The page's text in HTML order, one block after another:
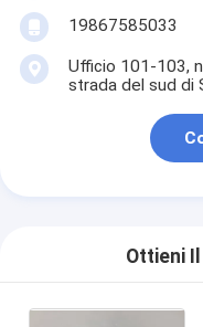
19867585033
Ufficio 101-103,
strada del sud di
Ottieni